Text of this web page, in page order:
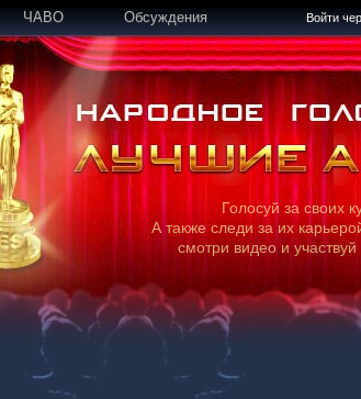
ЧАВО Обсуждения Войти
Голосуй за своих
А также следи за их
смотри видео и участвуй